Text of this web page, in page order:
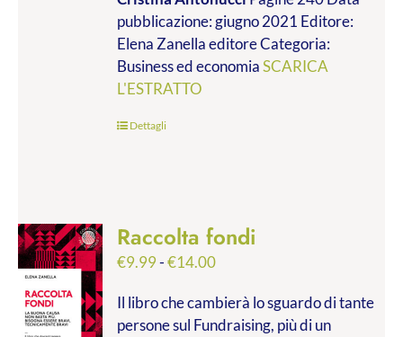
€9.99
a
€28.00
pubblicazione: giugno 2021 Editore:
Elena Zanella editore Categoria:
Business ed economiaSCARICA
L'ESTRATTO
Dettagli
Raccolta fondi
€9.99-€14.00Fascia
prezzo:
da
Il libro che cambierà lo sguardo di tante
persone sul Fundraising, più di un